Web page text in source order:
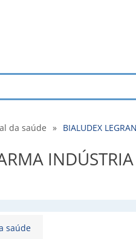
da saúde » BIALUDEX
saúde